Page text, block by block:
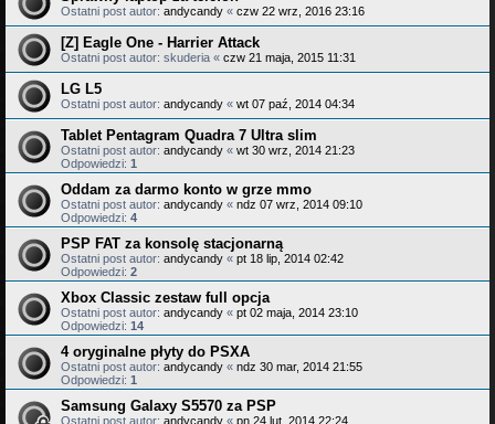
Ostatni post autor: andycandy « czw 22 wrz, 2016 23:16
[Z] Eagle One - Harrier Attack
Ostatni post autor: skuderia « czw 21 maja, 2015 11:31
LG L5
Ostatni post autor: andycandy « wt 07 paź, 2014 04:34
Tablet Pentagram Quadra 7 Ultra slim
Ostatni post autor: andycandy « wt 30 wrz, 2014 21:23
Odpowiedzi: 1
Oddam za darmo konto w grze mmo
Ostatni post autor: andycandy « ndz 07 wrz, 2014 09:10
Odpowiedzi: 4
PSP FAT za konsolę stacjonarną
Ostatni post autor: andycandy « pt 18 lip, 2014 02:42
Odpowiedzi: 2
Xbox Classic zestaw full opcja
Ostatni post autor: andycandy « pt 02 maja, 2014 23:10
Odpowiedzi: 14
4 oryginalne płyty do PSXA
Ostatni post autor: andycandy « ndz 30 mar, 2014 21:55
Odpowiedzi: 1
Samsung Galaxy S5570 za PSP
Ostatni post autor: andycandy « pn 24 lut, 2014 22:24